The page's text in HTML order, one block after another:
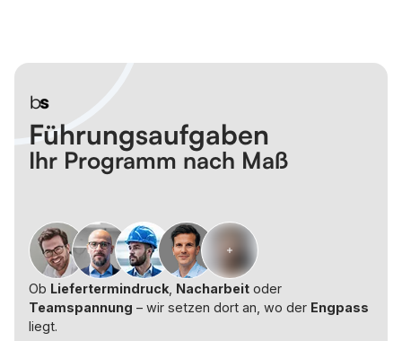
Führungs­aufgaben
Ihr Programm nach Maß
+
Ob Liefertermindruck Nacharbeit oder
Teamspannung – wir setzen dort an, wo der Engpass
liegt.